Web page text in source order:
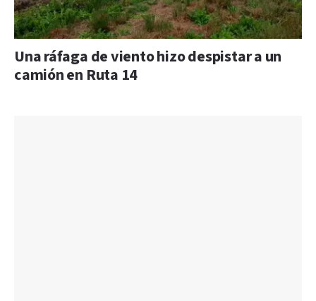
Una ráfaga de viento hizo despistar a un
camión en Ruta 14